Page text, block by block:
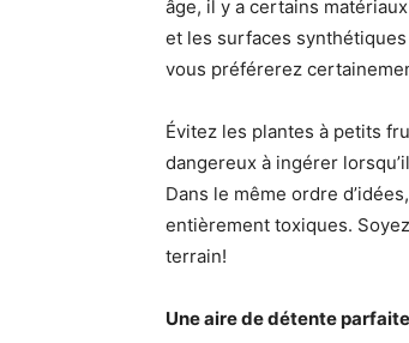
âge, il y a certains
et les surfaces
vous préférerez
Évitez les plantes à petits
dangereux à ingérer
Dans le même ordre
entièrement toxiques.
terrain!
Une aire de détente